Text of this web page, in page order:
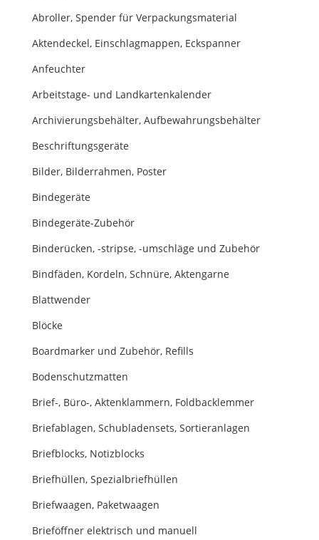
Abroller, Spender für Verpackungsmaterial
Aktendeckel, Einschlagmappen, Eckspanner
Anfeuchter
Arbeitstage- und Landkartenkalender
Archivierungsbehälter, Aufbewahrungsbehälter
Beschriftungsgeräte
Bilder, Bilderrahmen, Poster
Bindegeräte
Bindegeräte-Zubehör
Binderücken, -stripse, -umschläge und Zubehör
Bindfäden, Kordeln, Schnüre, Aktengarne
Blattwender
Blöcke
Boardmarker und Zubehör, Refills
Bodenschutzmatten
Brief-, Büro-, Aktenklammern, Foldbacklemmer
Briefablagen, Schubladensets, Sortieranlagen
Briefblocks, Notizblocks
Briefhüllen, Spezialbriefhüllen
Briefwaagen, Paketwaagen
Brieföffner elektrisch und manuell